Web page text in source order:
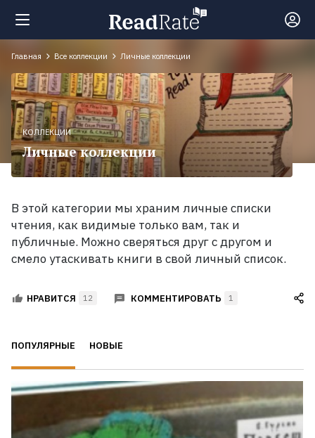
Поиск
Новости
Рейтинги
Книги
Экранизации
Коллекции
Главная Все коллекции Личные коллекции
КОЛЛЕКЦИИ
Личные коллекции
В этой категории мы храним личные списки
чтения, как видимые только вам, так и
публичные. Можно сверяться друг с другом и
смело утаскивать книги в свой личный список.
НРАВИТСЯ 12 КОММЕНТИРОВАТЬ 1
ПОПУЛЯРНЫЕ НОВЫЕ